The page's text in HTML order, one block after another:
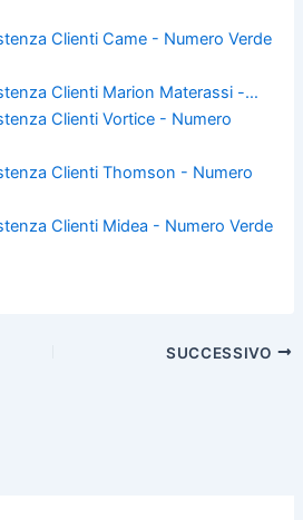
ai n
vi
di
Clienti Came - Numero Verde
Clienti Marion Materassi -…
Clienti Vortice - Numero
Clienti Thomson - Numero
Clienti Midea - Numero Verde
SUCCESSIVO